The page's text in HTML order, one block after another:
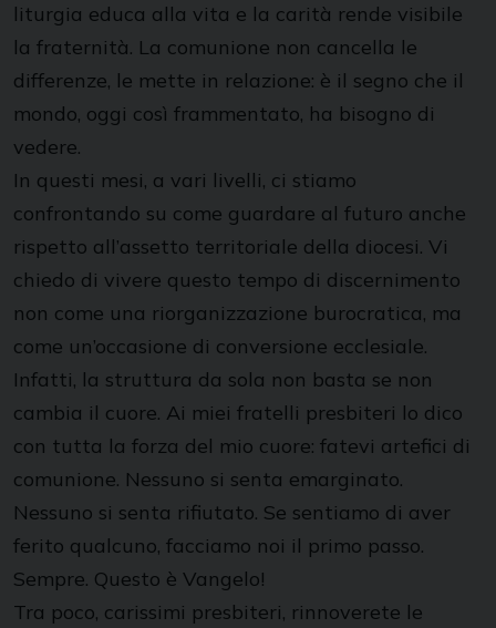
liturgia educa alla vita e la carità rende visibile
la fraternità. La comunione non cancella le
differenze, le mette in relazione: è il segno che il
mondo, oggi così frammentato, ha bisogno di
vedere.
In questi mesi, a vari livelli, ci stiamo
confrontando su come guardare al futuro anche
rispetto all’assetto territoriale della diocesi. Vi
chiedo di vivere questo tempo di discernimento
non come una riorganizzazione burocratica, ma
come un’occasione di conversione ecclesiale.
Infatti, la struttura da sola non basta se non
cambia il cuore. Ai miei fratelli presbiteri lo dico
con tutta la forza del mio cuore: fatevi artefici di
comunione. Nessuno si senta emarginato.
Nessuno si senta rifiutato. Se sentiamo di aver
ferito qualcuno, facciamo noi il primo passo.
Sempre. Questo è Vangelo!
Tra poco, carissimi presbiteri, rinnoverete le